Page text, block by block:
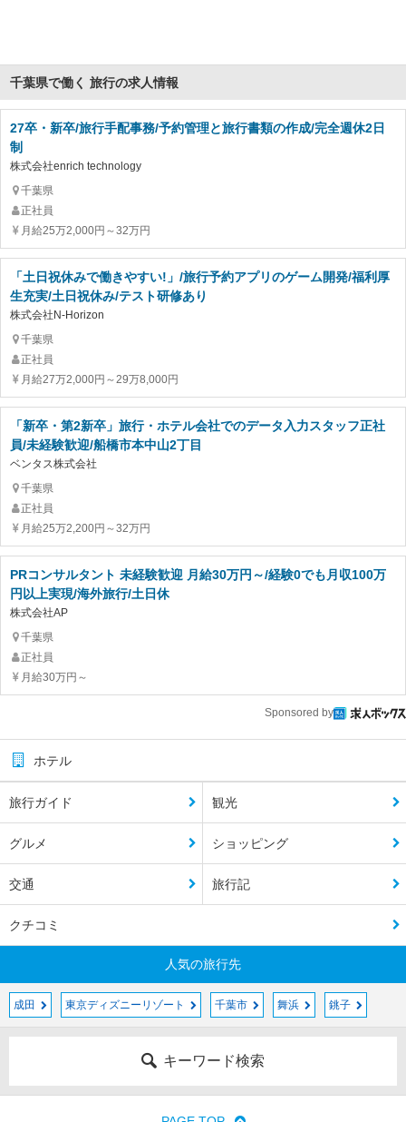
千葉県で働く 旅行の求人情報
27卒・新卒/旅行手配事務/予約管理と旅行書類の作成/完全週休2日
制
株式会社enrich technology
千葉県
正社員
月給25万2,000円～32万円
「土日祝休みで働きやすい!」/旅行予約アプリのゲーム開発/福利厚
生充実/土日祝休み/テスト研修あり
株式会社N-Horizon
千葉県
正社員
月給27万2,000円～29万8,000円
「新卒・第2新卒」旅行・ホテル会社でのデータ入力スタッフ正社
員/未経験歓迎/船橋市本中山2丁目
ベンタス株式会社
千葉県
正社員
月給25万2,200円～32万円
PRコンサルタント 未経験歓迎 月給30万円～/経験0でも月収100万
円以上実現/海外旅行/土日休
株式会社AP
千葉県
正社員
月給30万円～
Sponsored by
ホテル
旅行ガイド 観光
グルメ ショッピング
交通 旅行記
クチコミ
人気の旅行先
成田 東京ディズニーリゾート 千葉市 舞浜 銚子
キーワード検索